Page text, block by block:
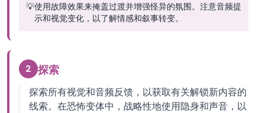
💡使用故障效果来掩盖过渡并增强怪异的氛围。注意音频提
示和视觉变化，以了解情感和叙事转变。
2 探索
探索所有视觉和音频反馈，以获取有关解锁新内容的
线索。在恐怖变体中，战略性地使用隐身和声音，以